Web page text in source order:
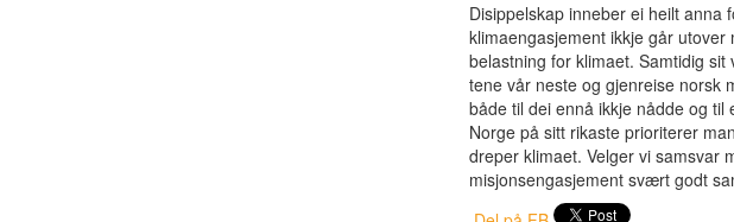
Disippelskap inneber ei heilt anna
klimaengasjement ikkje går
belastning for klimaet. Samtidig
tene vår neste og gjenreise norsk
både til dei ennå ikkje nådde og
Norge på sitt rikaste prioriterer
dreper klimaet. Velger vi samsvar
misjonsengasjement svært godt